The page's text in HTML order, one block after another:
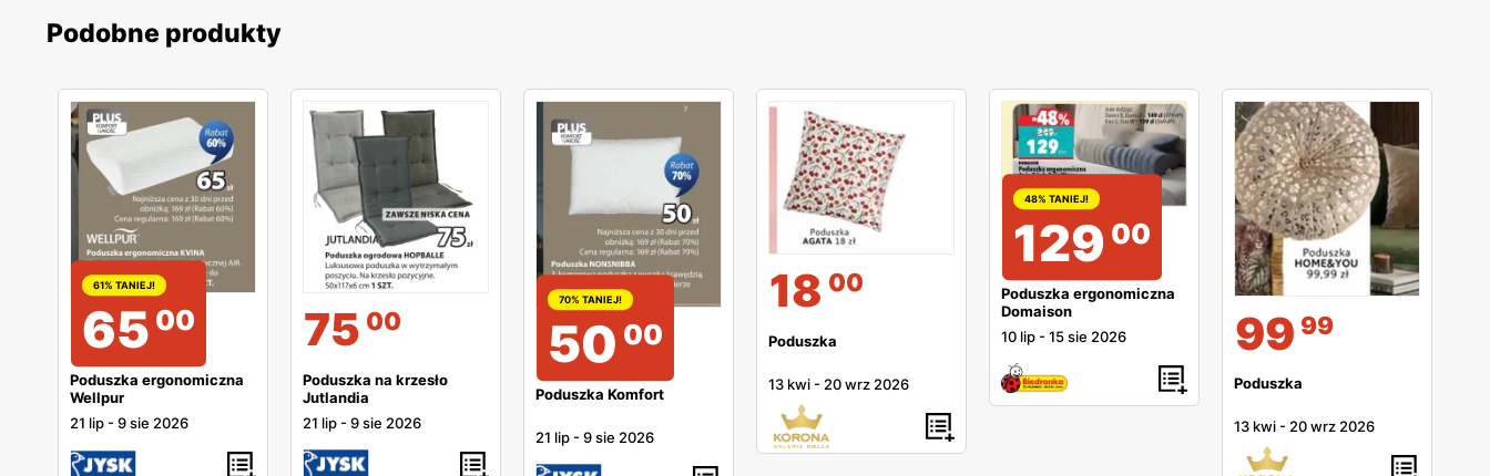
Podobne produkty
61% TANIEJ!
65 00
Poduszka ergonomiczna
Wellpur
21 lip -9 sie 2026
75 00
Poduszka na krzesło
Jutlandia
21 lip -9 sie 2026
70% TANIEJ!
50 00
Poduszka Komfort
21 lip -9 sie 2026
18 00
Poduszka
13 kwi - 20 wrz 2026
48% TANIEJ!
129 00
Poduszka ergonomiczna
Domaison
10 lip -15 sie 2026 99 99
Poduszka
13 kwi - 20 wrz 2026